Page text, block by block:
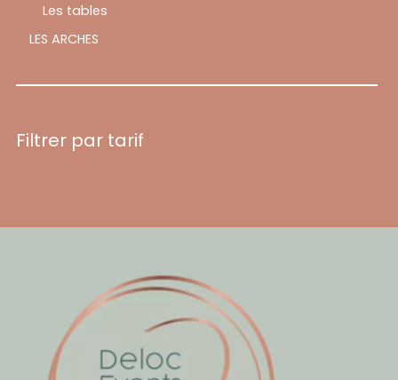
Les tables
LES ARCHES
Filtrer par tarif